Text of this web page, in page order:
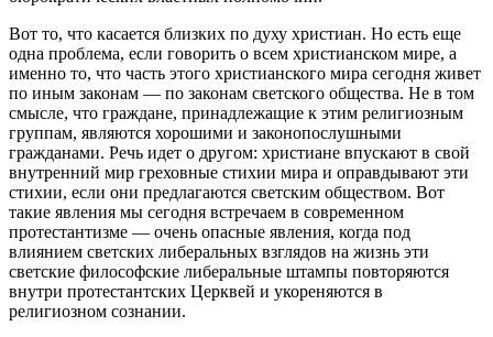
Вот то, что касается близких по духу христиан. Но есть еще
одна проблема, если говорить о всем христианском мире, а
именно то, что часть этого христианского мира сегодня живет
по иным законам — по законам светского общества. Не в том
смысле, что граждане, принадлежащие к этим религиозным
группам, являются хорошими и законопослушными
гражданами. Речь идет о другом: христиане впускают в свой
внутренний мир греховные стихии мира и оправдывают эти
стихии, если они предлагаются светским обществом. Вот
такие явления мы сегодня встречаем в современном
протестантизме — очень опасные явления, когда под
влиянием светских либеральных взглядов на жизнь эти
светские философские либеральные штампы повторяются
внутри протестантских Церквей и укореняются в
религиозном сознании.